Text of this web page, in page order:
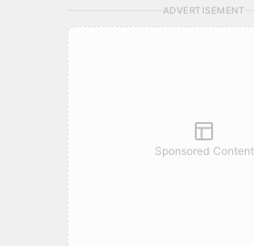
ADVERTISEMENT
Sponsored Content